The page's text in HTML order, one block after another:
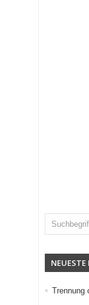
NEUESTE
Trennung